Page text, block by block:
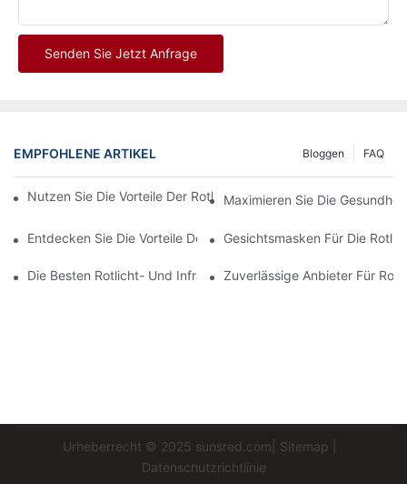
Senden Sie Jetzt Anfrage
EMPFOHLENE ARTIKEL FAQ
Bloggen
Nutzen Sie Die Vorteile Der Rotlichttherapie Mit Einem LED-
Maximieren Sie Die
Entdecken Sie Die Vorteile Der Verwendung Einer
Gesichtsmasken Für Die
Die Besten Rotlicht- Und Infrarottherapiegeräte Für Eine
Zuverlässige Anbieter Für
Urheberrecht © 2025 sunsred.com Sitemap
Datenschutzrichtlinie